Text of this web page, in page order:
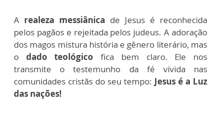
A realeza messiânica de Jesus é reconhecida
pelos pagãos e rejeitada pelos judeus. A adoração
dos magos mistura história e gênero literário, mas
o dado teológicofica bem claro. Ele nos
transmite o testemunho da fé vivida nas
comunidades cristãs do seu tempo: Jesus é a Luz
das nações!